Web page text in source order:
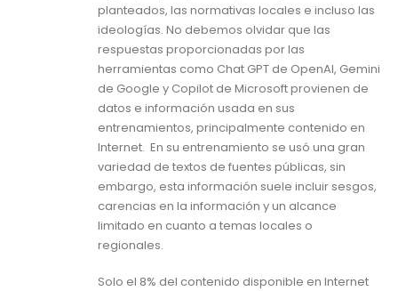
planteados, las normativas locales e incluso las
ideologías. No debemos olvidar que las
respuestas proporcionadas por las
herramientas como Chat GPT de OpenAI, Gemini
de Google y Copilot de Microsoft provienen de
datos e información usada en sus
entrenamientos, principalmente contenido en
Internet. En su entrenamiento se usó una gran
variedad de textos de fuentes públicas, sin
embargo, esta información suele incluir sesgos,
carencias en la información y un alcance
limitado en cuanto a temas locales o
regionales.
Solo el 8% del contenido disponible en Internet